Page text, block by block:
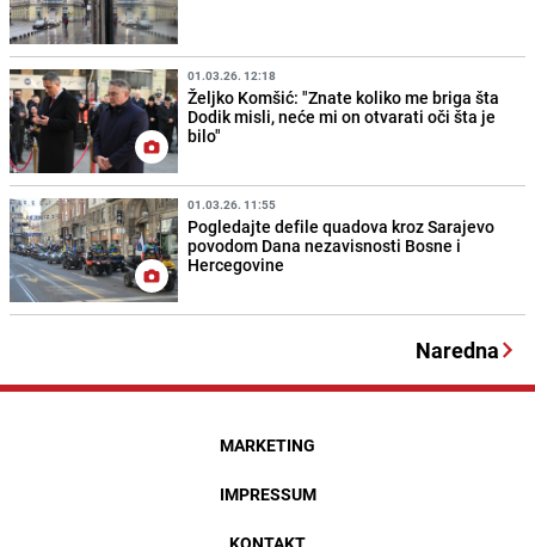
01.03.26. 12:18
Željko Komšić: "Znate koliko me briga šta
Dodik misli, neće mi on otvarati oči šta je
bilo"
01.03.26. 11:55
Pogledajte defile quadova kroz Sarajevo
povodom Dana nezavisnosti Bosne i
Hercegovine
Naredna
MARKETING
IMPRESSUM